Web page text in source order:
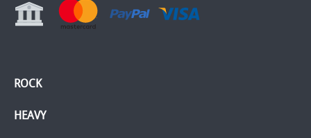
ROCK
HEAVY